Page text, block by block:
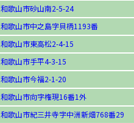
和歌山市砂山南2-5-24
和歌山市中之島字貝柄1193番
和歌山市東高松2-4-15
和歌山市手平4-3-15
和歌山市今福2-1-20
和歌山市向字権現16番1外
和歌山市紀三井寺字中洲新畑768番29